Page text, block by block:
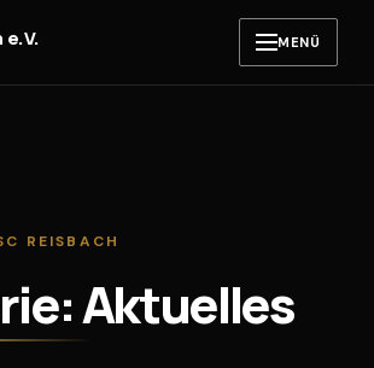
e.V.
MENÜ
REISBACH
Aktuelles